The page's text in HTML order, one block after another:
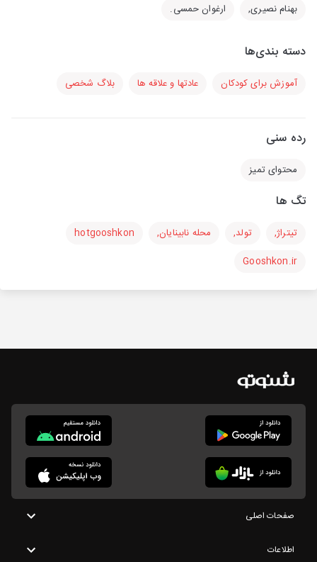
بهنام نصیری, ارغوان حمسی.
دسته بندی‌ها
آموزش برای کودکان عادتها و علاقه ها بلاگ شخصی
رده سنی
محتوای تمیز
تگ ها
تیتراژ, تولد, محله نابینایان,
hotgooshkon
Gooshkon.ir
صفحات اصلی
اطلاعات